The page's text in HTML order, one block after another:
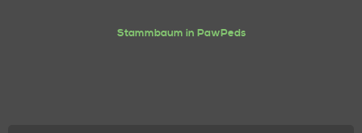
Stammbaum in PawPeds